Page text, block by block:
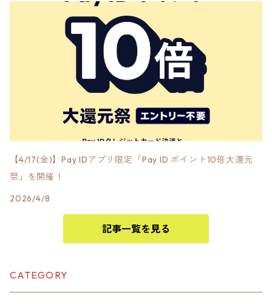
【4/17(金)】Pay IDアプリ限定「Pay ID ポイント10倍大還元
祭」を開催！
2026/4/8
記事一覧を見る
CATEGORY